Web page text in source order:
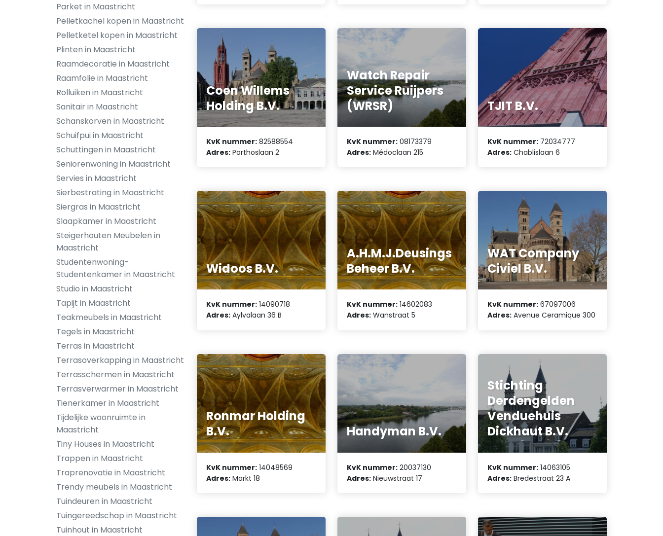
Parket in Maastricht
Pelletkachel kopen in Maastricht
Pelletketel kopen in Maastricht
Plinten in Maastricht
Raamdecoratie in Maastricht
Raamfolie in Maastricht
Rolluiken in Maastricht
Sanitair in Maastricht
Schanskorven in Maastricht
Schuifpui in Maastricht
Schuttingen in Maastricht
Seniorenwoning in Maastricht
Servies in Maastricht
Sierbestrating in Maastricht
Siergras in Maastricht
Slaapkamer in Maastricht
Steigerhouten Meubelen in
Maastricht
Studentenwoning-
Studentenkamer in Maastricht
Studio in Maastricht
Tapijt in Maastricht
Teakmeubels in Maastricht
Tegels in Maastricht
Terras in Maastricht
Terrasoverkapping in Maastricht
Terrasschermen in Maastricht
Terrasverwarmer in Maastricht
Tienerkamer in Maastricht
Tijdelijke woonruimte in
Maastricht
Tiny Houses in Maastricht
Trappen in Maastricht
Traprenovatie in Maastricht
Trendy meubels in Maastricht
Tuindeuren in Maastricht
Tuingereedschap in Maastricht
Tuinhout in Maastricht
Coen Willems
Holding B.V.
KvK nummer: 82588554
Adres: Porthoslaan 2
Watch Repair
Service Ruijpers
(WRSR)
KvK nummer: 08173379
Adres: Médoclaan 215
TJIT B.V.
KvK nummer: 72034777
Adres: Chablislaan 6
Widoos B.V.
KvK nummer: 14090718
Adres: Aylvalaan 36 B
A.H.M.J.Deusings
Beheer B.V.
KvK nummer: 14602083
Adres: Wanstraat 5
WAT Company
Civiel B.V.
KvK nummer: 67097006
Adres: Avenue Ceramique 300
Ronmar Holding
B.V.
KvK nummer: 14048569
Adres: Markt 18
Handyman B.V.
KvK nummer: 20037130
Adres: Nieuwstraat 17
Stichting
Derdengelden
Venduehuis
Dickhaut B.V.
KvK nummer: 14063105
Adres: Bredestraat 23 A